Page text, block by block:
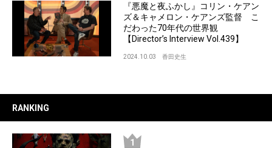
『悪魔と夜ふかし』コリン・ケアン
ズ＆キャメロン・ケアンズ監督 こ
だわった70年代の世界観
【Director’s Interview Vol.439】
2024.10.03 香田史生
RANKING